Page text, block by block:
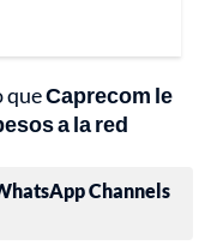
queCaprecom le
a la red
Channels